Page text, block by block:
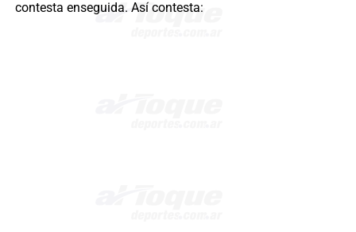
contesta enseguida. Así contesta: